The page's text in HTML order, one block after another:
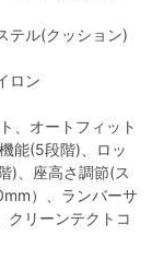
テル(クッション)
ロン
、オートフィット
能(5段階)、ロッ
)、座高さ調節(ス
）、ランバーサ
クリーンテクトコ